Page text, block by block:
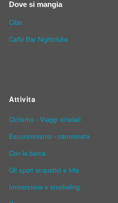
Dove si mangia
Cibo
Caffé Bar Nightclubs
Attivita
Ciclismo - Viaggi stradali
Escursionismo - camminata
Con la barca
Gli sport acquatici e kite
Immersione e snorkeling